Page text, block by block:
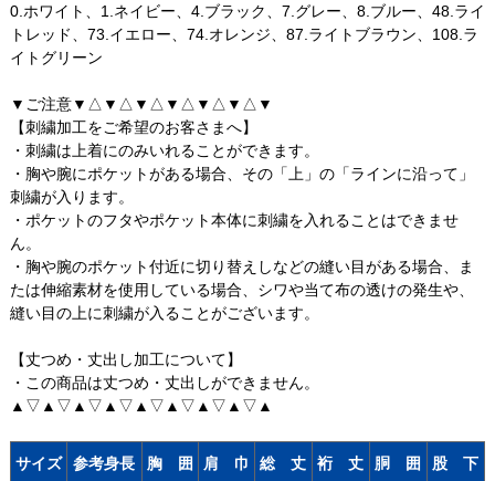
0.ホワイト、1.ネイビー、4.ブラック、7.グレー、8.ブルー、48.ライ
トレッド、73.イエロー、74.オレンジ、87.ライトブラウン、108.ラ
イトグリーン
▼ご注意▼△▼△▼△▼△▼△▼△▼
【刺繍加工をご希望のお客さまへ】
・刺繍は上着にのみいれることができます。
・胸や腕にポケットがある場合、その「上」の「ラインに沿って」
刺繍が入ります。
・ポケットのフタやポケット本体に刺繍を入れることはできませ
ん。
・胸や腕のポケット付近に切り替えしなどの縫い目がある場合、ま
たは伸縮素材を使用している場合、シワや当て布の透けの発生や、
縫い目の上に刺繍が入ることがございます。
【丈つめ・丈出し加工について】
・この商品は丈つめ・丈出しができません。
▲▽▲▽▲▽▲▽▲▽▲▽▲▽▲▽▲
サイズ 参考身長 胸 囲 肩 巾 総 丈 裄 丈 胴 囲 股 下